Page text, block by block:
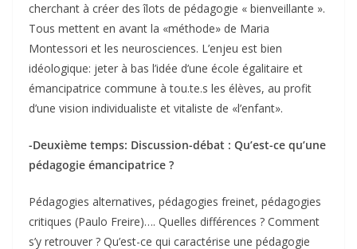
cherchant à créer des îlots de pédagogie « bienveillante ».
Tous mettent en avant la «méthode» de Maria
Montessori et les neurosciences. L’enjeu est bien
idéologique: jeter à bas l’idée d’une école égalitaire et
émancipatrice commune à tou.te.s les élèves, au profit
d’une vision individualiste et vitaliste de «l’enfant».
-Deuxième temps: Discussion-débat : Qu’est-ce qu’une
pédagogie émancipatrice ?
Pédagogies alternatives, pédagogies freinet, pédagogies
critiques (Paulo Freire)…. Quelles différences ? Comment
s’y retrouver ? Qu’est-ce qui caractérise une pédagogie